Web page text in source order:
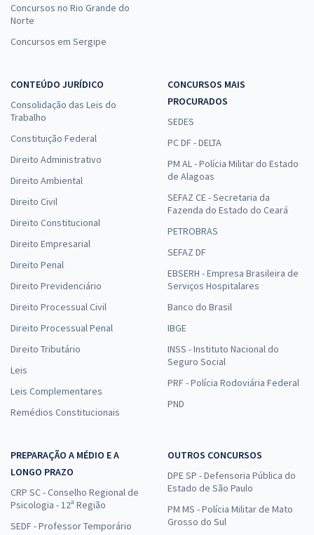
Concursos no Rio Grande do
Norte
Concursos em Sergipe
CONTEÚDO JURÍDICO
Consolidação das Leis do
Trabalho
Constituição Federal
Direito Administrativo
Direito Ambiental
Direito Civil
Direito Constitucional
Direito Empresarial
Direito Penal
Direito Previdenciário
Direito Processual Civil
Direito Processual Penal
Direito Tributário
Leis
Leis Complementares
Remédios Constitucionais
CONCURSOS MAIS
PROCURADOS
SEDES
PC DF - DELTA
PM AL - Polícia Militar do Estado
de Alagoas
SEFAZ CE - Secretaria da
Fazenda do Estado do Ceará
PETROBRAS
SEFAZ DF
EBSERH - Empresa Brasileira de
Serviços Hospitalares
Banco do Brasil
IBGE
INSS - Instituto Nacional do
Seguro Social
PRF - Polícia Rodoviária Federal
PND
PREPARAÇÃO A MÉDIO E A
LONGO PRAZO
CRP SC - Conselho Regional de
Psicologia - 12ª Região
SEDF - Professor Temporário
OUTROS CONCURSOS
DPE SP - Defensoria Pública do
Estado de São Paulo
PM MS - Polícia Militar de Mato
Grosso do Sul